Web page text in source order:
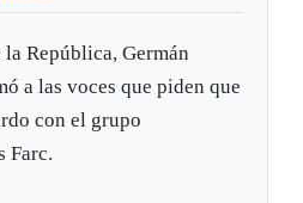
República, Germán
a las voces que piden que
con el grupo
Farc.